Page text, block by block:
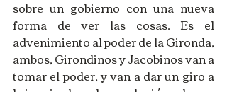
sobre un gobierno con una nueva
forma de ver las cosas. Es el
advenimiento al poder de la Gironda,
ambos, Girondinos y Jacobinos van a
tomar el poder, y van a dar un giro a